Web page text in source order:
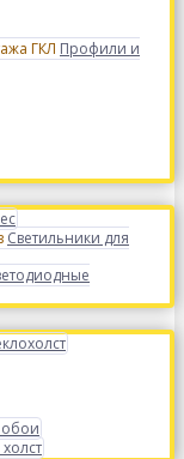
Профили и
Светильники для